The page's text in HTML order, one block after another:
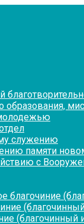
образования,
служению
памяти
с
благочиние